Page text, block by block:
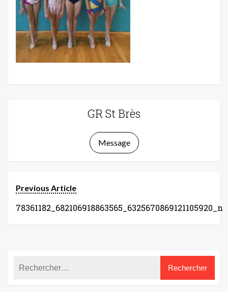
GR St Brès
Message
Previous Article
78361182_682106918863565_6325670869121105920_n